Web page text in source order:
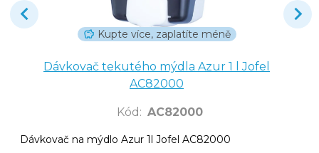
Kupte více, zaplatíte méně
Dávkovač tekutého mýdla Azur 1 l Jofel
AC82000
Kód : AC82000
Dávkovač na mýdlo Azur 1l Jofel AC82000